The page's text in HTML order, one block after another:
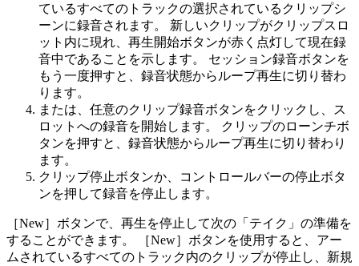
ているすべてのトラックの選択されているクリップシ
ーンに録音されます。 新しいクリップがクリップスロ
ット内に現れ、再生開始ボタンが赤く点灯して現在録
音中であることを示します。 セッション録音ボタンを
もう一度押すと、録音状態からループ再生に切り替わ
ります。
または、任意のクリップ録音ボタンをクリックし、ス
ロットへの録音を開始します。 クリップのローンチボ
タンを押すと、録音状態からループ再生に切り替わり
ます。
クリップ停止ボタンか、コントロールバーの停止ボタ
ンを押して録音を停止します。
［New］ボタンで、再生を停止して次の「テイク」の準備を
することができます。 ［New］ボタンを使用すると、アー
ムされているすべてのトラック内のクリップが停止し、新規